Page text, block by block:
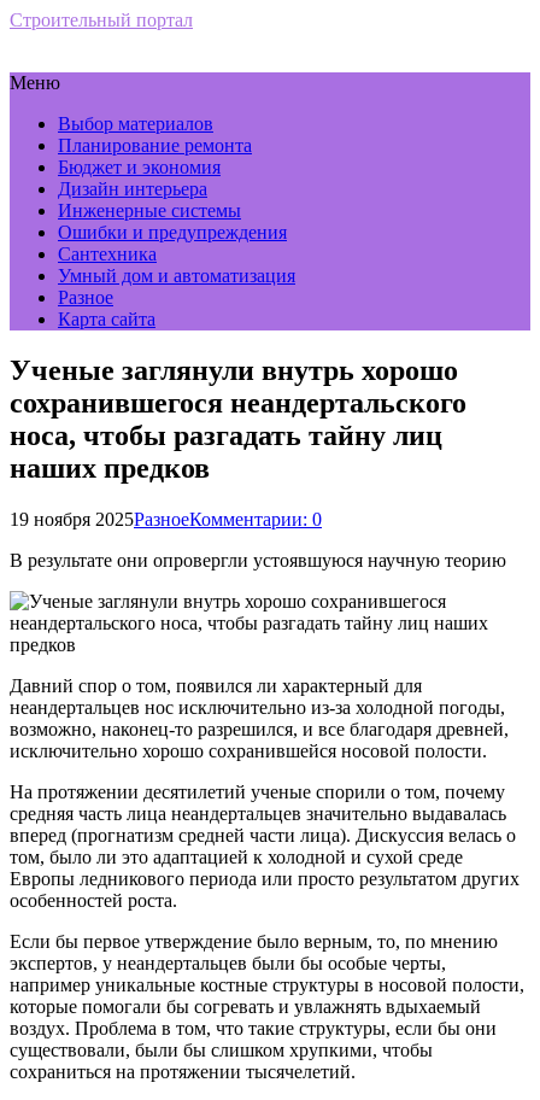
Строительный портал
Меню
Выбор материалов
Планирование ремонта
Бюджет и экономия
Дизайн интерьера
Инженерные системы
Ошибки и предупреждения
Сантехника
Умный дом и автоматизация
Разное
Карта сайта
Ученые заглянули внутрь хорошо
сохранившегося неандертальского
носа, чтобы разгадать тайну лиц
наших предков
19 ноября 2025РазноеКомментарии: 0
В результате они опровергли устоявшуюся научную теорию
Давний спор о том, появился ли характерный для
неандертальцев нос исключительно из-за холодной погоды,
возможно, наконец-то разрешился, и все благодаря древней,
исключительно хорошо сохранившейся носовой полости.
На протяжении десятилетий ученые спорили о том, почему
средняя часть лица неандертальцев значительно выдавалась
вперед (прогнатизм средней части лица). Дискуссия велась о
том, было ли это адаптацией к холодной и сухой среде
Европы ледникового периода или просто результатом других
особенностей роста.
Если бы первое утверждение было верным, то, по мнению
экспертов, у неандертальцев были бы особые черты,
например уникальные костные структуры в носовой полости,
которые помогали бы согревать и увлажнять вдыхаемый
воздух. Проблема в том, что такие структуры, если бы они
существовали, были бы слишком хрупкими, чтобы
сохраниться на протяжении тысячелетий.